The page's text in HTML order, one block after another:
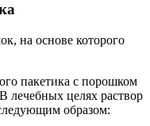
на основе которого
пакетика с порошком
лечебных целях раствор
образом: